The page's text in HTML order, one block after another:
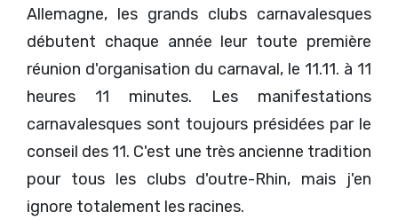
Allemagne, les grands clubs carnavalesques
débutent chaque année leur toute première
réunion d'organisation du carnaval, le 11.11. à 11
heures 11 minutes. Les manifestations
carnavalesques sont toujours présidées par le
conseil des 11. C'est une très ancienne tradition
pour tous les clubs d'outre-Rhin, mais j'en
ignore totalement les racines.